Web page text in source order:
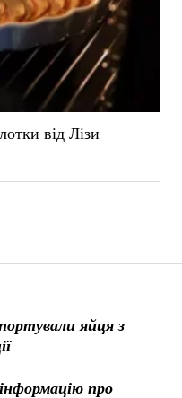
яйця з
про
від Лізи